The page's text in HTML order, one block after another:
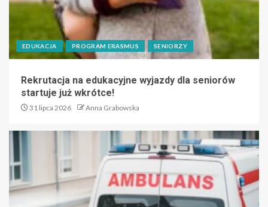
EDUKACJA PROGRAM ERASMUS SENIORZY
Rekrutacja na edukacyjne wyjazdy dla seniorów
startuje już wkrótce!
31 lipca 2026 Anna Grabowska